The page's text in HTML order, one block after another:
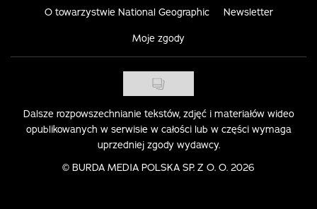
O towarzystwie National Geographic Newsletter
Moje zgody
Dalsze rozpowszechnianie tekstów, zdjęć i materiałów wideo
opublikowanych w serwisie w całości lub w części wymaga
uprzedniej zgody wydawcy.
© BURDA MEDIA POLSKA SP. Z O. O. 2026